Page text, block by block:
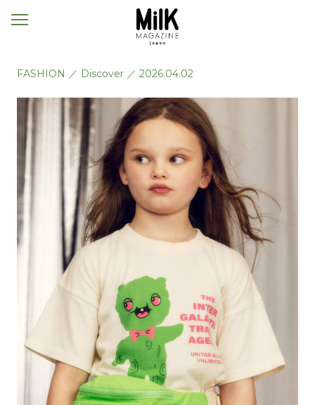
メ
FASHION ／ Discover ／ 2026.04.02